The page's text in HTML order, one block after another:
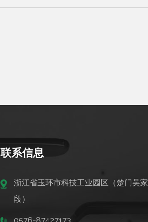
联系信息
浙江省玉环市科技工业园区（楚门吴家
段）